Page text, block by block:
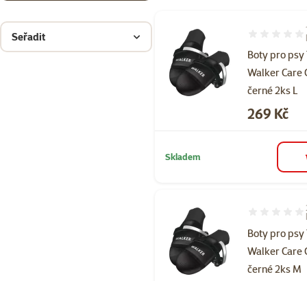
Seřadit
Boty pro psy
Walker Care
černé 2ks L
Hodnocení
Cena
269 Kč
Skladem
Boty pro psy
Walker Care
černé 2ks M
Hodnocení